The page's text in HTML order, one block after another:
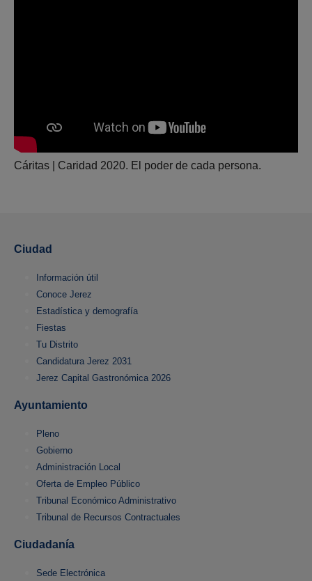
Cáritas | Caridad 2020. El poder de cada persona.
Ciudad
Información útil
Conoce Jerez
Estadística y demografía
Fiestas
Tu Distrito
Candidatura Jerez 2031
Jerez Capital Gastronómica 2026
Ayuntamiento
Pleno
Gobierno
Administración Local
Oferta de Empleo Público
Tribunal Económico Administrativo
Tribunal de Recursos Contractuales
Ciudadanía
Sede Electrónica